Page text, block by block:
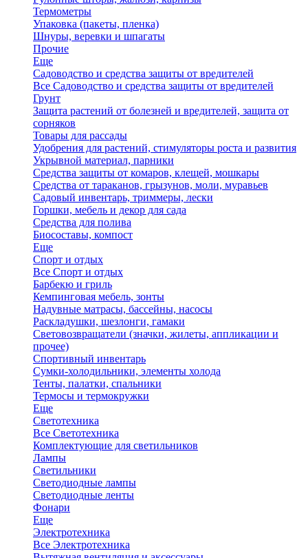
Термометры
Упаковка (пакеты, пленка)
Шнуры, веревки и шпагаты
Прочие
Еще
Садоводство и средства защиты от вредителей
Все Садоводство и средства защиты от вредителей
Грунт
Защита растений от болезней и вредителей, защита от
сорняков
Товары для рассады
Удобрения для растений, стимуляторы роста и развития
Укрывной материал, парники
Средства защиты от комаров, клещей, мошкары
Средства от тараканов, грызунов, моли, муравьев
Садовый инвентарь, триммеры, лески
Горшки, мебель и декор для сада
Средства для полива
Биосоставы, компост
Еще
Спорт и отдых
Все Спорт и отдых
Барбекю и гриль
Кемпинговая мебель, зонты
Надувные матрасы, бассейны, насосы
Раскладушки, шезлонги, гамаки
Световозвращатели (значки, жилеты, аппликации и
прочее)
Спортивный инвентарь
Сумки-холодильники, элементы холода
Тенты, палатки, спальники
Термосы и термокружки
Еще
Светотехника
Все Светотехника
Комплектующие для светильников
Лампы
Светильники
Светодиодные лампы
Светодиодные ленты
Фонари
Еще
Электротехника
Все Электротехника